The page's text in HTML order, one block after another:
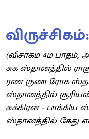
விருச்சிகம்:
(விசாகம் 4ம்
சுக ஸ்தானத்தில்
ரண ருண ரோக
ஸ்தானத்தில்
சுக்கிரன் -
ஸ்தானத்தில் கேது